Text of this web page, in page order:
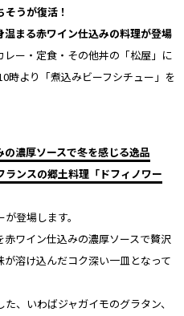
うが復活！
まる赤ワイン仕込みの料理が登場
ー・定食・その他丼の「松屋」に
時より「煮込みビーフシチュー」を
濃厚ソースで冬を感じる逸品
ンスの郷土料理「ドフィノワー
登場します。
赤ワイン仕込みの濃厚ソースで贅沢
溶け込んだコク深い一皿となって
、いわばジャガイモのグラタン、